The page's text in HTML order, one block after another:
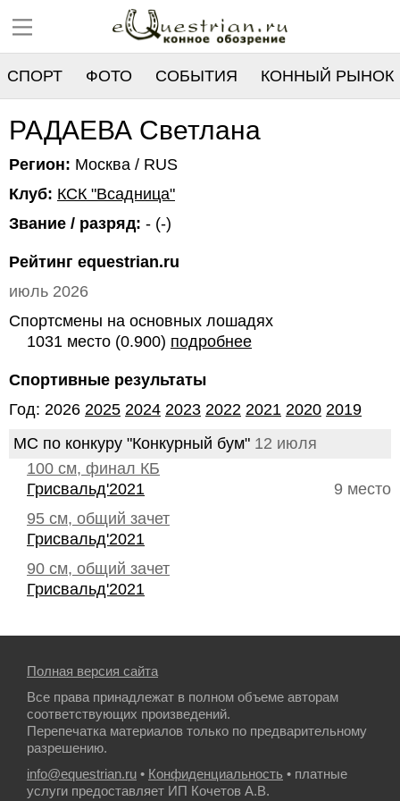
СПОРТ ФОТО СОБЫТИЯ КОННЫЙ РЫНОК
РЕЕСТР
РАДАЕВА Светлана
Регион: Москва / RUS
Клуб: КСК "Всадница"
Звание / разряд: - (-)
Рейтинг equestrian.ru
июль 2026
Спортсмены на основных лошадях
1031 место (0.900) подробнее
Спортивные результаты
Год: 2026 2025 2024 2023 2022 2021 2020 2019
МС по конкуру "Конкурный бум" 12 июля
100 см, финал КБ
9 место
Грисвальд'2021
95 см, общий зачет
Грисвальд'2021
90 см, общий зачет
Грисвальд'2021
Полная версия сайта
Все права принадлежат в полном объеме авторам
соответствующих произведений.
Перепечатка материалов только по предварительному
разрешению.
info@equestrian.ru • Конфиденциальность • платные
услуги предоставляет ИП Кочетов А.В.